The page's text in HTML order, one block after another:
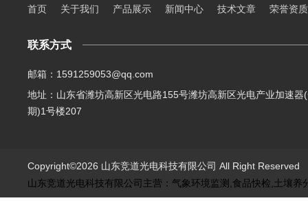
首页 关于我们 产品展示 新闻中心 技术文章 荣誉资质
联系方式
邮箱：1591259053@qq.com
地址：山东省潍坊高新区光电路155号潍坊高新区光电产业加速器
期)1号楼207
Copyright©2026 山东竞道光电科技有限公司 All Right
山东竞道光电科技有限公司主营：气象环境监测,食品快检,土壤养